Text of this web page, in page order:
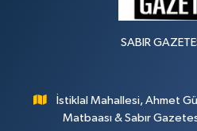
SABIR
İstiklal Mahallesi, Ahmet
Matbaası & Sabır